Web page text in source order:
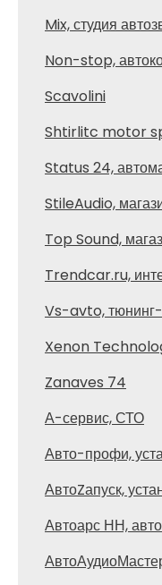
Mix, студия
Non-stop,
Scavolini
Shtirlitc motor
Status 24,
StileAudio,
Top Sound,
Trendcar.ru,
Vs-avto,
Xenon
Zanaves 74
А-сервис, СТО
Авто-профи,
АвтоZапуск,
Автоарс НН,